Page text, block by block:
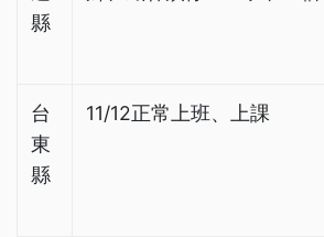
縣
台
東
縣
11/12正常上班、上課